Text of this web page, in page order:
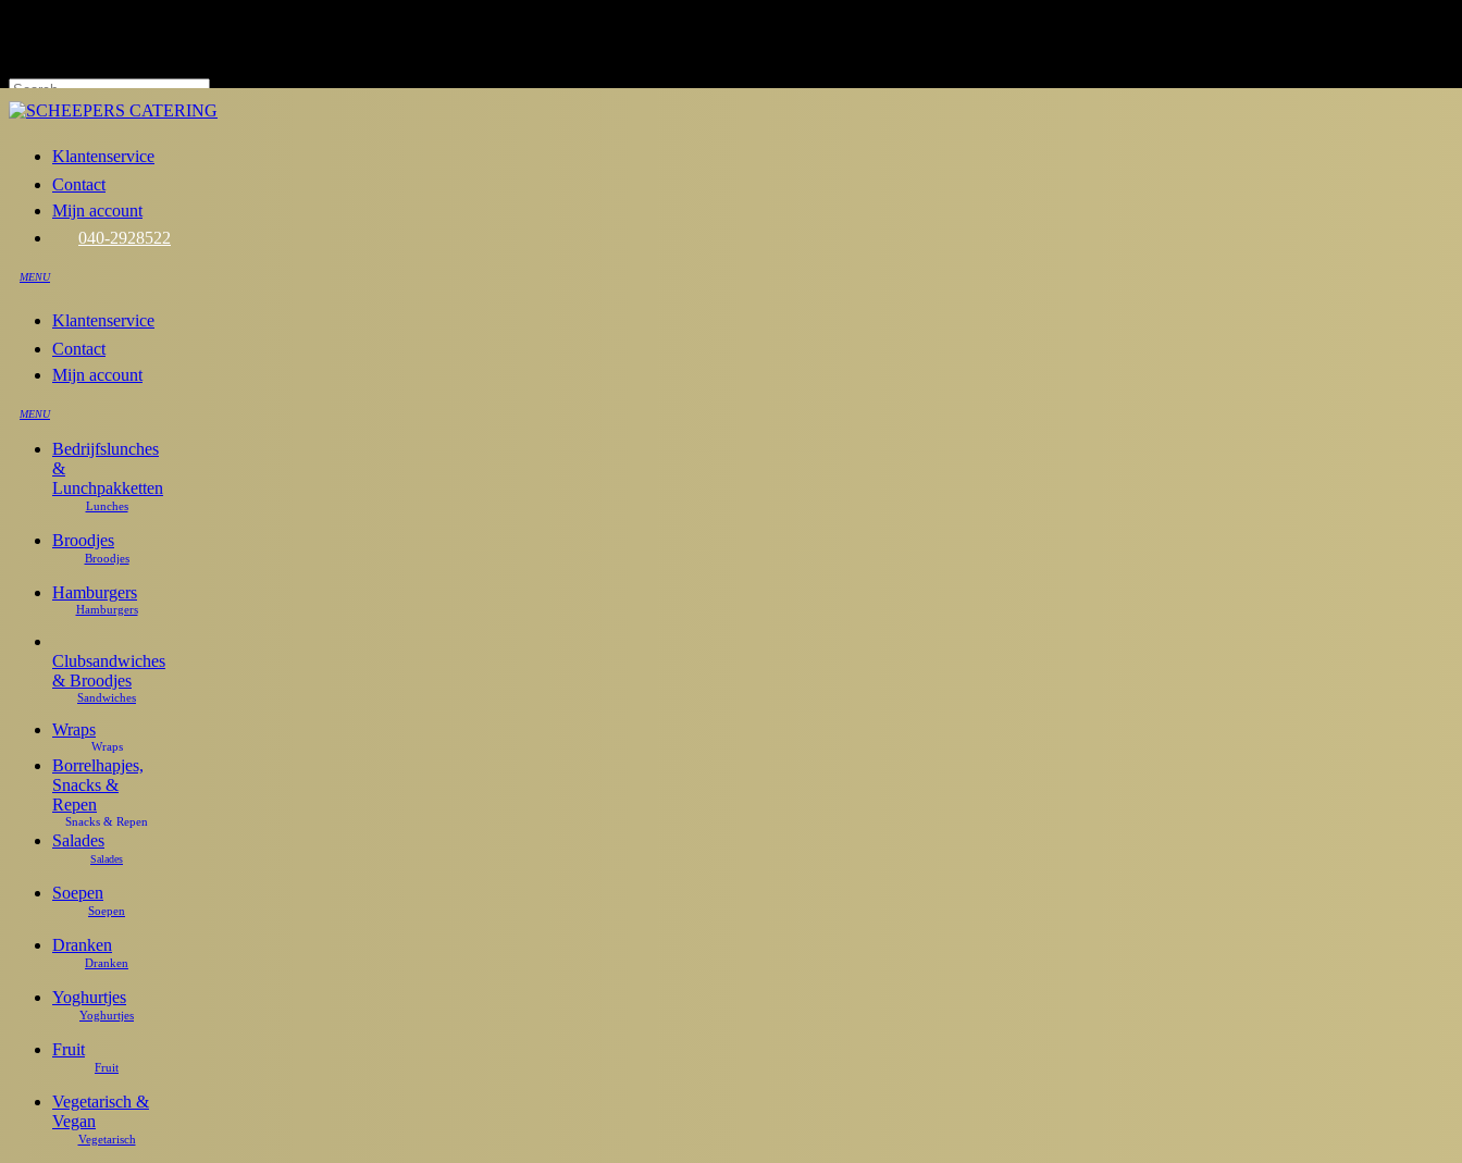
content
Hit enter to search or ESC to close
Close
Klantenservice
Contact
Mijn account
040-2928522
MENU
Klantenservice
Contact
Mijn account
MENU
Bedrijfslunches
&
Lunchpakketten
Broodjes
Hamburgers
Clubsandwiches
& Broodjes
Wraps
Borrelhapjes,
Snacks &
Repen
Salades
Soepen
Dranken
Yoghurtjes
Fruit
Vegetarisch &
Vegan